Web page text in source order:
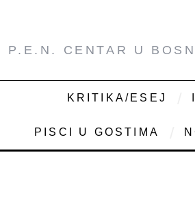
P.E.N. CENTAR U
KRITIKA/ESEJ
PISCI U GOSTIMA